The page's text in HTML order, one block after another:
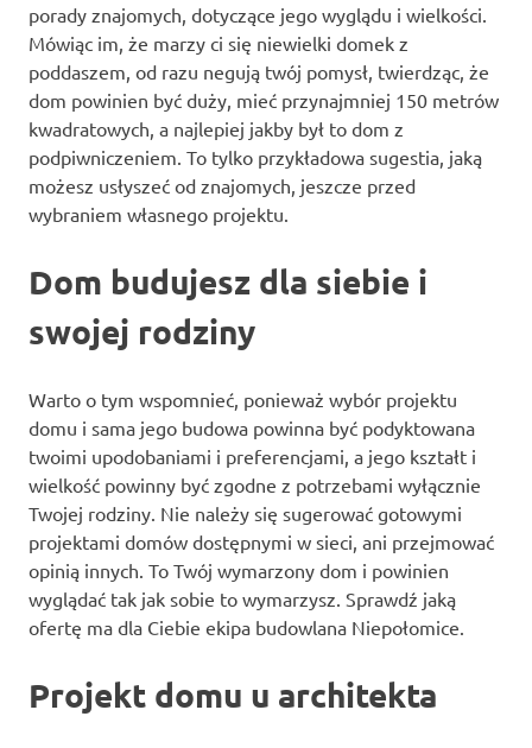
porady znajomych, dotyczące jego wyglądu i wielkości.
Mówiąc im, że marzy ci się niewielki domek z
poddaszem, od razu negują twój pomysł, twierdząc, że
dom powinien być duży, mieć przynajmniej 150 metrów
kwadratowych, a najlepiej jakby był to dom z
podpiwniczeniem. To tylko przykładowa sugestia, jaką
możesz usłyszeć od znajomych, jeszcze przed
wybraniem własnego projektu.
Dom budujesz dla siebie i
swojej rodziny
Warto o tym wspomnieć, ponieważ wybór projektu
domu i sama jego budowa powinna być podyktowana
twoimi upodobaniami i preferencjami, a jego kształt i
wielkość powinny być zgodne z potrzebami wyłącznie
Twojej rodziny. Nie należy się sugerować gotowymi
projektami domów dostępnymi w sieci, ani przejmować
opinią innych. To Twój wymarzony dom i powinien
wyglądać tak jak sobie to wymarzysz. Sprawdź jaką
ofertę ma dla Ciebie ekipa budowlana Niepołomice.
Projekt domu u architekta